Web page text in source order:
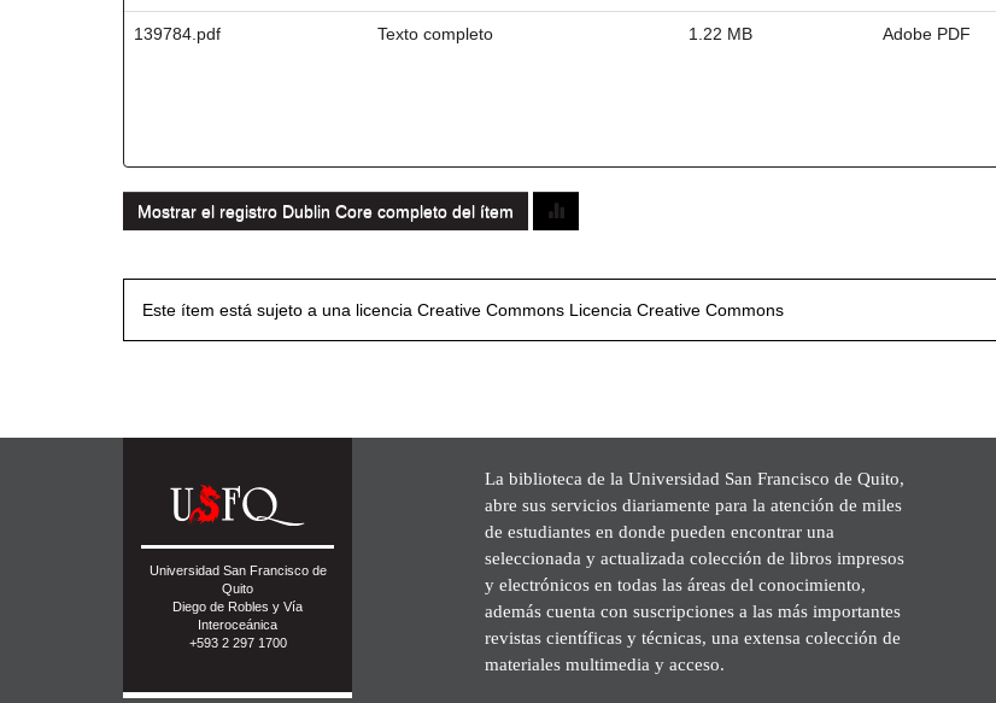
139784.pdf Texto completo 1.22 MB Adobe PDF
Mostrar el registro Dublin Core completo del ítem
Este ítem está sujeto a una licencia Creative Commons Licencia Creative Commons
Universidad San Francisco de
Quito
Diego de Robles y Vía
Interoceánica
+593 2 297 1700
La biblioteca de la Universidad San Francisco de Quito,
abre sus servicios diariamente para la atención de miles
de estudiantes en donde pueden encontrar una
seleccionada y actualizada colección de libros impresos
y electrónicos en todas las áreas del conocimiento,
además cuenta con suscripciones a las más importantes
revistas científicas y técnicas, una extensa colección de
materiales multimedia y acceso.